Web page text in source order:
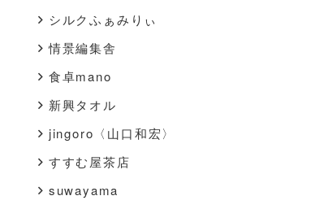
シルクふぁみりぃ
情景編集舎
食卓mano
新興タオル
jingoro〈山口和宏〉
すすむ屋茶店
suwayama